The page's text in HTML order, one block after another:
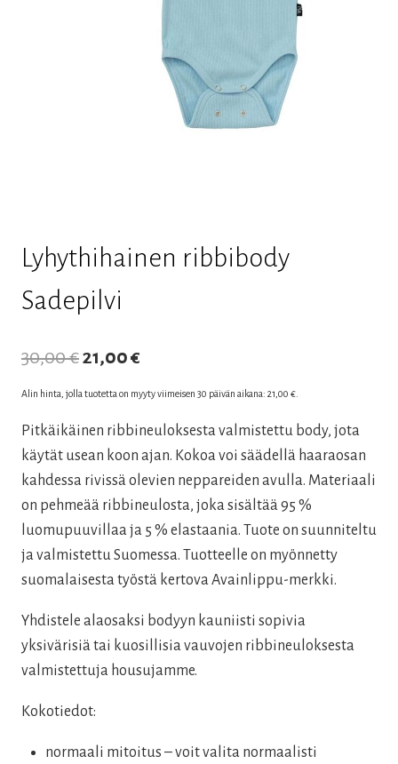
Lyhythihainen ribbibody
Sadepilvi
30,00€Alkuperäinen
hinta
30,00 €.
21,00€
hinta
21,00 €.
Alin hinta, jolla tuotetta on myyty viimeisen 30 päivän aikana: 21,00 €
Pitkäikäinen ribbineuloksesta valmistettu body, jota
käytät usean koon ajan. Kokoa voi säädellä haaraosan
kahdessa rivissä olevien neppareiden avulla. Materiaali
on pehmeää ribbineulosta, joka sisältää 95 %
luomupuuvillaa ja 5 % elastaania. Tuote on suunniteltu
ja valmistettu Suomessa. Tuotteelle on myönnetty
suomalaisesta työstä kertova Avainlippu-merkki.
Yhdistele alaosaksi bodyyn kauniisti sopivia
yksivärisiä tai kuosillisia vauvojen ribbineuloksesta
valmistettuja housujamme.
Kokotiedot:
normaali mitoitus – voit valita normaalisti